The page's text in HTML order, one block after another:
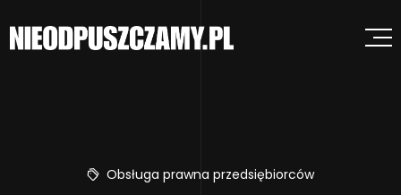
Obsługa prawna przedsiębiorców